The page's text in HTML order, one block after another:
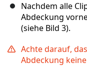
Nachdem alle
Abdeckung
(siehe Bild 3).
Achte darauf,
Abdeckung